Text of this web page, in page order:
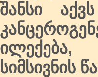
შანსი
ილექება,
სიმსივნის